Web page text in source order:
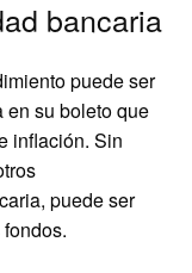
bancaria
puede ser
en su boleto que
inflación. Sin
puede ser